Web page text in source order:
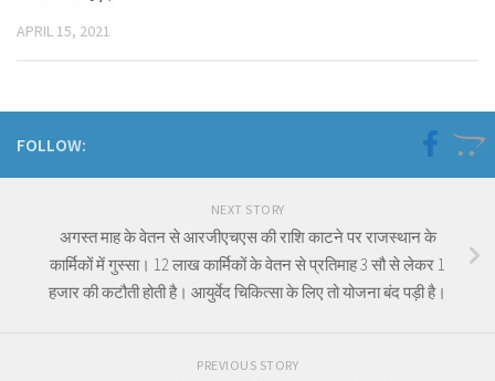
APRIL 15, 2021
FOLLOW:
NEXT STORY
अगस्त माह के वेतन से आरजीएचएस की राशि काटने पर राजस्थान के
कार्मिकों में गुस्सा। 12 लाख कार्मिकों के वेतन से प्रतिमाह 3 सौ से लेकर 1
हजार की कटौती होती है। आयुर्वेद चिकित्सा के लिए तो योजना बंद पड़ी है।
PREVIOUS STORY